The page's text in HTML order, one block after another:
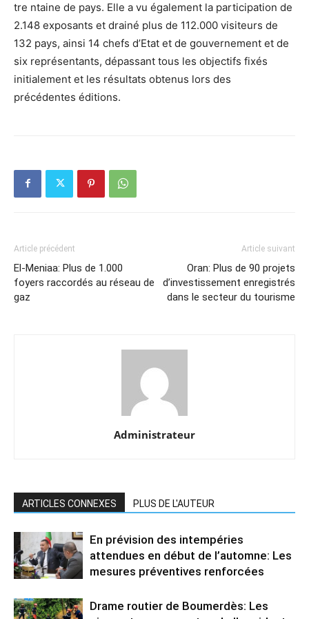
tre ntaine de pays. Elle a vu également la participation de
2.148 exposants et drainé plus de 112.000 visiteurs de
132 pays, ainsi 14 chefs d’Etat et de gouvernement et de
six représentants, dépassant tous les objectifs fixés
initialement et les résultats obtenus lors des
précédentes éditions.
Article précédent
El-Meniaa: Plus de 1.000
foyers raccordés au réseau de
gaz
Article suivant
Oran: Plus de 90 projets
d’investissement enregistrés
dans le secteur du tourisme
Administrateur
ARTICLES CONNEXES PLUS DE L'AUTEUR
En prévision des intempéries
attendues en début de l’automne: Les
mesures préventives renforcées
Drame routier de Boumerdès: Les